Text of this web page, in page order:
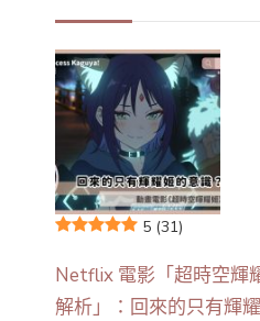
5 (31)
Netflix 電影「超時空輝
解析」：回來的只有輝